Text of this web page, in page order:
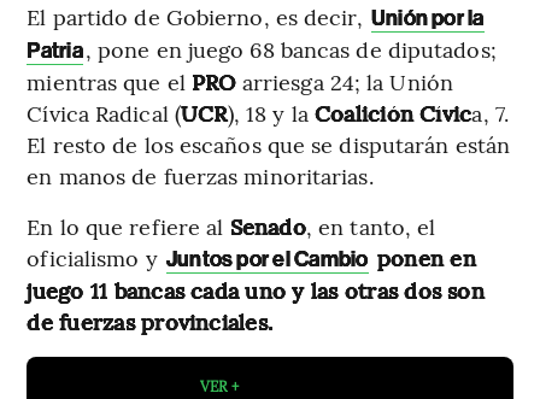
El partido de Gobierno, es decir, Unión por la
Patria, pone en juego 68 bancas de diputados;
mientras que el PROarriesga 24; la Unión
Cívica Radical (UCR), 18 y la Coalición Cívica, 7.
El resto de los escaños que se disputarán están
en manos de fuerzas minoritarias.
En lo que refiere al Senado, en tanto, el
oficialismo y Juntos por el Cambio ponen en
juego 11 bancas cada uno y las otras dos son
de fuerzas provinciales.
VER +